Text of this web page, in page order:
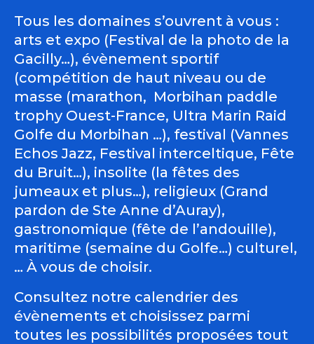
Tous les domaines s’ouvrent à vous :
arts et expo (Festival de la photo de la
Gacilly…), évènement sportif
(compétition de haut niveau ou de
masse (marathon, Morbihan paddle
trophy Ouest-France, Ultra Marin Raid
Golfe du Morbihan …), festival (Vannes
Echos Jazz, Festival interceltique, Fête
du Bruit…), insolite (la fêtes des
jumeaux et plus…), religieux (Grand
pardon de Ste Anne d’Auray),
gastronomique (fête de l’andouille),
maritime (semaine du Golfe…) culturel,
… À vous de choisir.
Consultez notre calendrier des
évènements et choisissez parmi
toutes les possibilités proposées tout